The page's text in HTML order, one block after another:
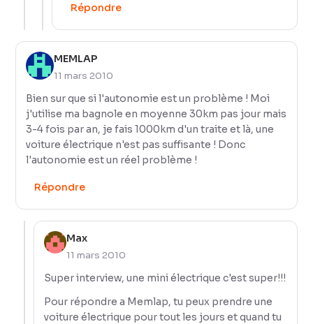
Répondre
MEMLAP
11 mars 2010
Bien sur que si l'autonomie est un problème ! Moi
j'utilise ma bagnole en moyenne 30km pas jour mais
3-4 fois par an, je fais 1000km d'un traite et là, une
voiture électrique n'est pas suffisante ! Donc
l'autonomie est un réel problème !
Répondre
Max
11 mars 2010
Super interview, une mini électrique c'est super!!!
Pour répondre a Memlap, tu peux prendre une
voiture électrique pour tout les jours et quand tu